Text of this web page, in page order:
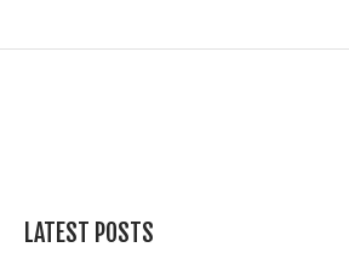
LATEST POSTS